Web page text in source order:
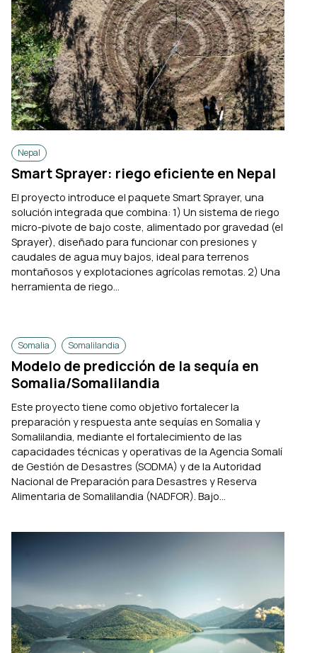
Nepal
Smart Sprayer: riego eficiente en Nepal
El proyecto introduce el paquete Smart Sprayer, una
solución integrada que combina: 1) Un sistema de riego
micro-pivote de bajo coste, alimentado por gravedad (el
Sprayer), diseñado para funcionar con presiones y
caudales de agua muy bajos, ideal para terrenos
montañosos y explotaciones agrícolas remotas. 2) Una
herramienta de riego...
Somalia Somalilandia
Modelo de predicción de la sequía en
Somalia/Somalilandia
Este proyecto tiene como objetivo fortalecer la
preparación y respuesta ante sequías en Somalia y
Somalilandia, mediante el fortalecimiento de las
capacidades técnicas y operativas de la Agencia Somalí
de Gestión de Desastres (SODMA) y de la Autoridad
Nacional de Preparación para Desastres y Reserva
Alimentaria de Somalilandia (NADFOR). Bajo...